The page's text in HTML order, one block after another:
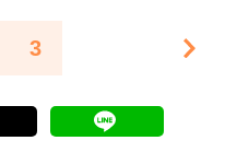
3